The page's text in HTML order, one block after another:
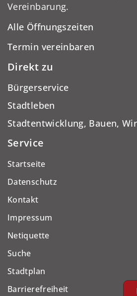
Vereinbarung.
Alle Öffnungszeiten
Termin vereinbaren
Direkt zu
Bürgerservice
Stadtleben
Stadtentwicklung, Bauen,
Service
Startseite
Datenschutz
Kontakt
Impressum
Netiquette
Suche
Stadtplan
Barrierefreiheit